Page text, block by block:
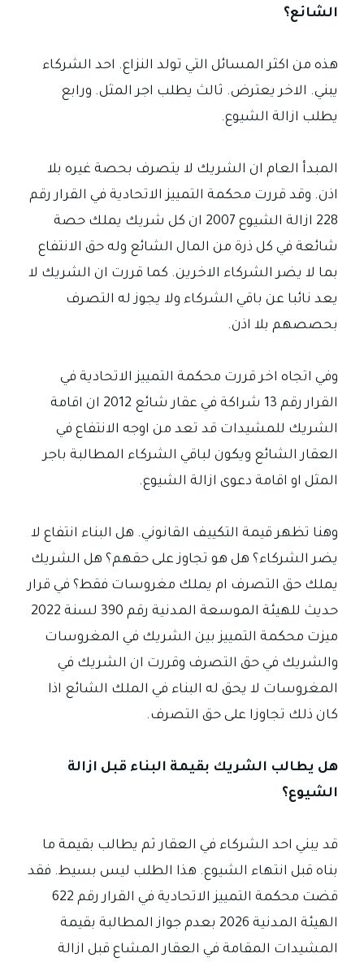
الشائع؟
هذه من اكثر المسائل التي تولد النزاع. احد الشركاء
يبني. الاخر يعترض. ثالث يطلب اجر المثل. ورابع
يطلب ازالة الشيوع.
المبدأ العام ان الشريك لا يتصرف بحصة غيره بلا
اذن. وقد قررت محكمة التمييز الاتحادية في القرار رقم
228 ازالة الشيوع 2007 ان كل شريك يملك حصة
شائعة في كل ذرة من المال الشائع وله حق الانتفاع
بما لا يضر الشركاء الاخرين. كما قررت ان الشريك لا
يعد نائبا عن باقي الشركاء ولا يجوز له التصرف
بحصصهم بلا اذن.
وفي اتجاه اخر قررت محكمة التمييز الاتحادية في
القرار رقم 13 شراكة في عقار شائع 2012 ان اقامة
الشريك للمشيدات قد تعد من اوجه الانتفاع في
العقار الشائع ويكون لباقي الشركاء المطالبة باجر
المثل او اقامة دعوى ازالة الشيوع.
وهنا تظهر قيمة التكييف القانوني. هل البناء انتفاع لا
يضر الشركاء؟ هل هو تجاوز على حقهم؟ هل الشريك
يملك حق التصرف ام يملك مغروسات فقط؟ في قرار
حديث للهيئة الموسعة المدنية رقم 390 لسنة 2022
ميزت محكمة التمييز بين الشريك في المغروسات
والشريك في حق التصرف وقررت ان الشريك في
المغروسات لا يحق له البناء في الملك الشائع اذا
كان ذلك تجاوزا على حق التصرف.
هل يطالب الشريك بقيمة البناء قبل ازالة
الشيوع؟
قد يبني احد الشركاء في العقار ثم يطالب بقيمة ما
بناه قبل انتهاء الشيوع. هذا الطلب ليس بسيط. فقد
قضت محكمة التمييز الاتحادية في القرار رقم 622
الهيئة المدنية 2026 بعدم جواز المطالبة بقيمة
المشيدات المقامة في العقار المشاع قبل ازالة